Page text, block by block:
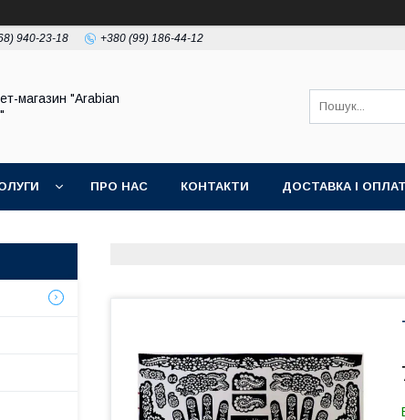
940-23-18 +380 (99) 186-44-12
магазин "Arabian
ПРО НАС КОНТАКТИ ДОСТАВКА І